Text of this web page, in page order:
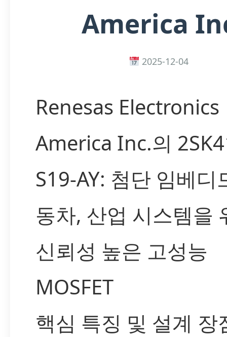
America
2025-12-04
Renesas Electronics
America Inc.의
S19-AY: 첨단 임베디
동차, 산업 시스템을
신뢰성 높은 고성능
MOSFET
핵심 특징 및 설계 장